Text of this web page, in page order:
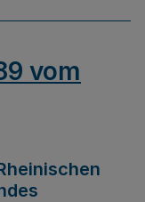
vom